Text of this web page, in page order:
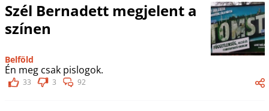
Szél Bernadett megjelent a
színen
Belföld
Én meg csak pislogok.
33 3 92